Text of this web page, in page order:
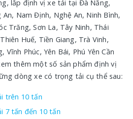
lắp định vị xe tải tại Đà Nẵng,
An, Nam Định, Nghệ An, Ninh Bình,
Trăng, Sơn La, Tây Ninh, Thái
Huế, Tiền Giang, Trà Vinh,
Vĩnh Phúc, Yên Bái, Phú Yên Cần
thêm một số sản phẩm định vị
dòng xe có trọng tải cụ thể sau:
trên 10 tấn
7 tấn đến 10 tấn